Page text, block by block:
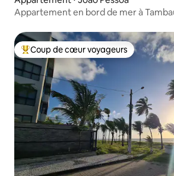
Appartement en bord de mer à
Coups de cœur voyageurs les plus
Coup de cœur voyageurs